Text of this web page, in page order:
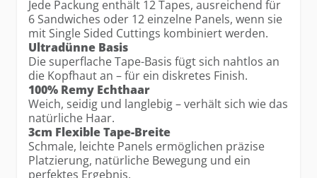
Jede Packung enthält 12 Tapes, ausreichend für
6 Sandwiches oder 12 einzelne Panels, wenn sie
mit Single Sided Cuttings kombiniert werden.
Ultradünne Basis
Die superflache Tape-Basis fügt sich nahtlos an
die Kopfhaut an – für ein diskretes Finish.
100% Remy Echthaar
Weich, seidig und langlebig – verhält sich wie das
natürliche Haar.
3cm Flexible Tape-Breite
Schmale, leichte Panels ermöglichen präzise
Platzierung, natürliche Bewegung und ein
perfektes Ergebnis.